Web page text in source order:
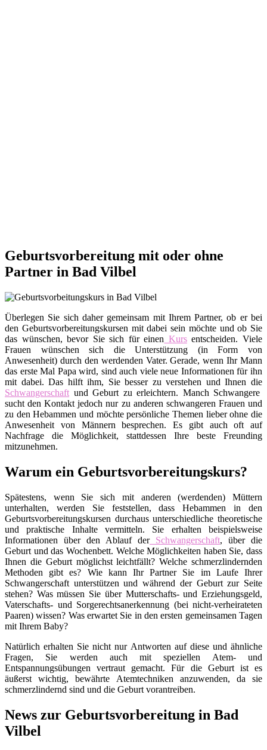
Geburtsvorbereitung mit oder ohne
Partner in Bad Vilbel
Überlegen Sie sich daher gemeinsam mit Ihrem Partner, ob er bei
den Geburtsvorbereitungskursen mit dabei sein möchte und ob Sie
das wünschen, bevor Sie sich für einen Kursentscheiden. Viele
Frauen wünschen sich die Unterstützung (in Form von
Anwesenheit) durch den werdenden Vater. Gerade, wenn Ihr Mann
das erste Mal Papa wird, sind auch viele neue Informationen für ihn
mit dabei. Das hilft ihm, Sie besser zu verstehen und Ihnen die
Schwangerschaft und Geburt zu erleichtern. Manch Schwangere
sucht den Kontakt jedoch nur zu anderen schwangeren Frauen und
zu den Hebammen und möchte persönliche Themen lieber ohne die
Anwesenheit von Männern besprechen. Es gibt auch oft auf
Nachfrage die Möglichkeit, stattdessen Ihre beste Freunding
mitzunehmen.
Warum ein Geburtsvorbereitungskurs?
Spätestens, wenn Sie sich mit anderen (werdenden) Müttern
unterhalten, werden Sie feststellen, dass Hebammen in den
Geburtsvorbereitungskursen durchaus unterschiedliche theoretische
und praktische Inhalte vermitteln. Sie erhalten beispielsweise
Informationen über den Ablauf derSchwangerschaft, über die
Geburt und das Wochenbett. Welche Möglichkeiten haben Sie, dass
Ihnen die Geburt möglichst leichtfällt? Welche schmerzlindernden
Methoden gibt es? Wie kann Ihr Partner Sie im Laufe Ihrer
Schwangerschaft unterstützen und während der Geburt zur Seite
stehen? Was müssen Sie über Mutterschafts- und Erziehungsgeld,
Vaterschafts- und Sorgerechtsanerkennung (bei nicht-verheirateten
Paaren) wissen? Was erwartet Sie in den ersten gemeinsamen Tagen
mit Ihrem Baby?
Natürlich erhalten Sie nicht nur Antworten auf diese und ähnliche
Fragen, Sie werden auch mit speziellen Atem- und
Entspannungsübungen vertraut gemacht. Für die Geburt ist es
äußerst wichtig, bewährte Atemtechniken anzuwenden, da sie
schmerzlindernd sind und die Geburt vorantreiben.
News zur Geburtsvorbereitung in Bad
Vilbel